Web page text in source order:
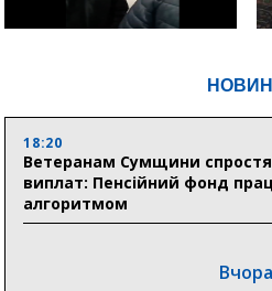
18:20
Ветеранам Сумщини
виплат: Пенсійний фонд
алгоритмом
Вчора